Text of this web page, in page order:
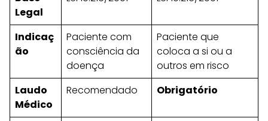
Legal
Indicaç
ão
Paciente com
consciência da
doença
Paciente que
coloca a si ou a
outros em risco
Laudo
Médico
Recomendado Obrigatório